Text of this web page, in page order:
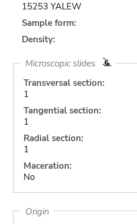
15253 YALEW
Sample form:
Density:
Microscopic slides
Transversal section:
1
Tangential section:
1
Radial section:
1
Maceration:
No
Origin